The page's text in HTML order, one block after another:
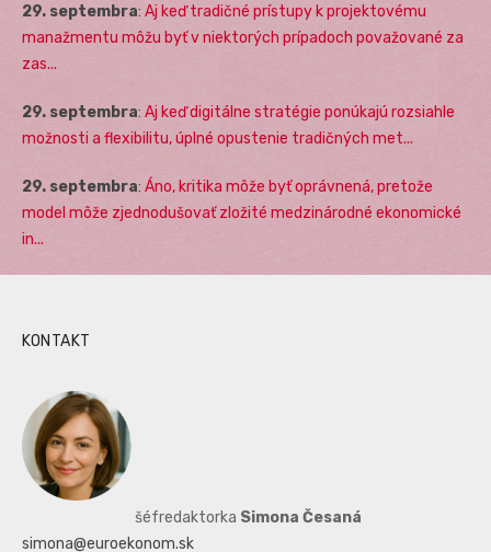
29. septembra: Aj keď tradičné prístupy k projektovému
manažmentu môžu byť v niektorých prípadoch považované za
zas...
29. septembra: Aj keď digitálne stratégie ponúkajú rozsiahle
možnosti a flexibilitu, úplné opustenie tradičných met...
29. septembra: Áno, kritika môže byť oprávnená, pretože
model môže zjednodušovať zložité medzinárodné ekonomické
in...
KONTAKT
šéfredaktorka Simona Česaná
simona@euroekonom.sk